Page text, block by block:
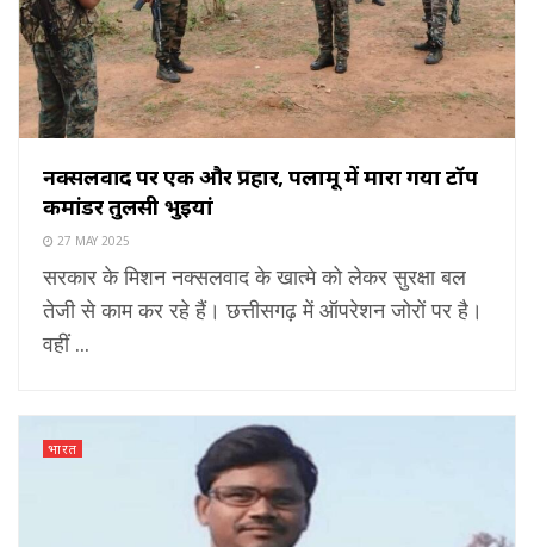
नक्सलवाद पर एक और प्रहार, पलामू में मारा गया टॉप
कमांडर तुलसी भुइयां
27 MAY 2025
सरकार के मिशन नक्सलवाद के खात्मे को लेकर सुरक्षा बल
तेजी से काम कर रहे हैं। छत्तीसगढ़ में ऑपरेशन जोरों पर है।
वहीं ...
भारत